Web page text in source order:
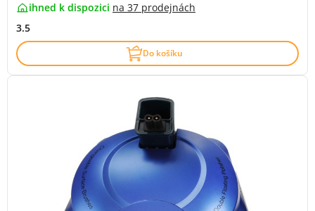
ihned k dispozici na 37 prodejnách
3.5
Do košíku